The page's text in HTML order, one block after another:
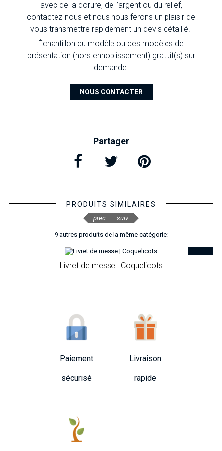
avec de la dorure, de l’argent ou du relief,
contactez-nous et nous nous ferons un plaisir de
vous transmettre rapidement un devis détaillé.
Échantillon du modèle ou des modèles de
présentation (hors ennoblissement) gratuit(s) sur
demande.
NOUS CONTACTER
Partager
PRODUITS SIMILAIRES
9 autres produits de la même catégorie:
Livret de messe | Coquelicots
prec suiv
Paiement
sécurisé
Livraison
rapide